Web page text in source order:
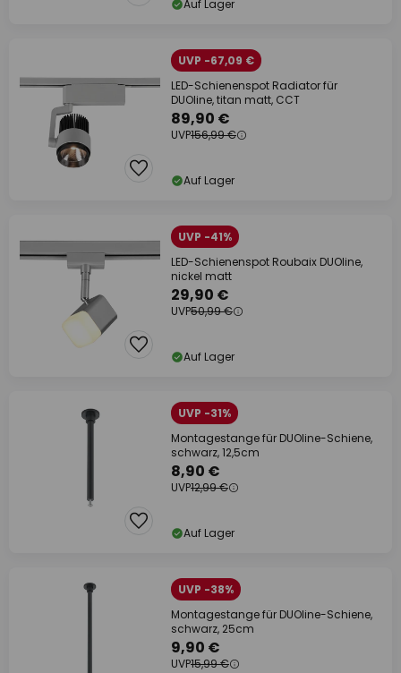
Auf Lager
UVP -67,09 €
LED-Schienenspot Radiator für
DUOline, titan matt, CCT
89,90 €
UVP156,99 €
Auf Lager
UVP -41%
LED-Schienenspot Roubaix DUOline,
nickel matt
29,90 €
UVP50,99 €
Auf Lager
UVP -31%
Montagestange für DUOline-Schiene,
schwarz, 12,5cm
8,90 €
UVP12,99 €
Auf Lager
UVP -38%
Montagestange für DUOline-Schiene,
schwarz, 25cm
9,90 €
UVP15,99 €